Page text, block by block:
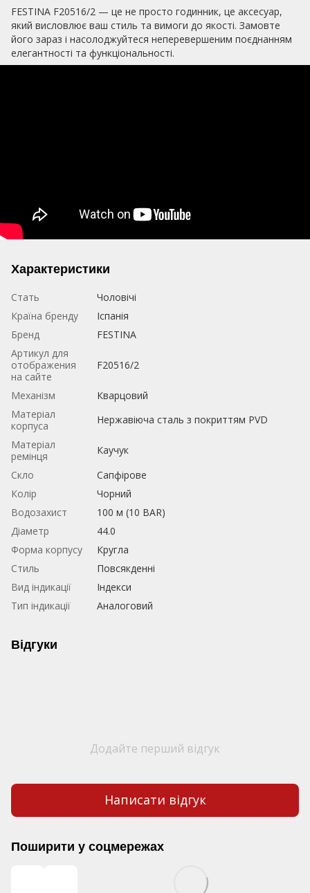
FESTINA F20516/2 — це не просто годинник, це аксесуар,
який висловлює ваш стиль та вимоги до якості. Замовте
його зараз і насолоджуйтеся неперевершеним поєднанням
елегантності та функціональності.
Характеристики
Стать
Чоловічі
Країна бренду
Іспанія
Бренд
FESTINA
Артикул для
отображения
на сайте
F20516/2
Механізм
Кварцовий
Матеріал
корпуса
Нержавіюча сталь з покриттям PVD
Матеріал
ремінця
Каучук
Скло
Сапфірове
Колір
Чорний
Водозахист
100 м (10 BAR)
Діаметр
44.0
Форма корпусу
Кругла
Стиль
Повсякденні
Вид індикації
Індекси
Тип індикації
Аналоговий
Відгуки
Додайте перший відгук
Написати відгук
Поширити у соцмережах